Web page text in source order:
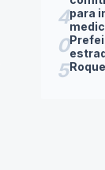
4para
0
5Roque